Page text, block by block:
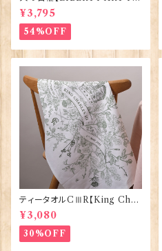
BRIC=Thorpe】BlossomCo
90295
¥3,795
54%OFF
ティータオルCⅢR【King Char
lesⅢ Coronation】Victoria
Eggs 50129
¥3,080
30%OFF